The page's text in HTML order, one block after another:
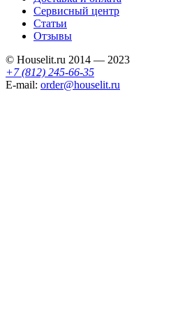
Сервисный центр
Статьи
Отзывы
© Houselit.ru 2014 — 2023
+7 (812) 245-66-35
E-mail: order@houselit.ru